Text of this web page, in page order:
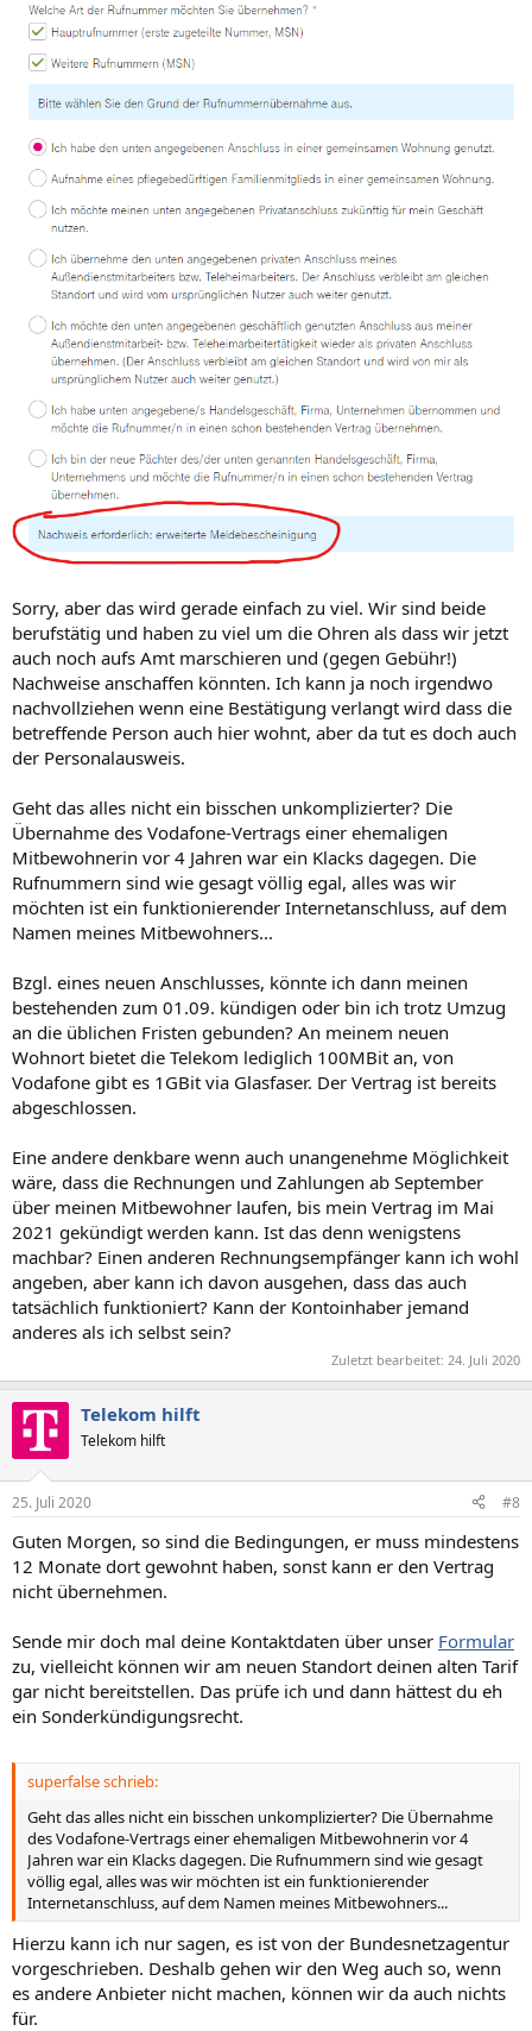
Sorry, aber das wird gerade einfach zu viel. Wir sind beide
berufstätig und haben zu viel um die Ohren als dass wir jetzt
auch noch aufs Amt marschieren und (gegen Gebühr!)
Nachweise anschaffen könnten. Ich kann ja noch irgendwo
nachvollziehen wenn eine Bestätigung verlangt wird dass die
betreffende Person auch hier wohnt, aber da tut es doch auch
der Personalausweis.
Geht das alles nicht ein bisschen unkomplizierter? Die
Übernahme des Vodafone-Vertrags einer ehemaligen
Mitbewohnerin vor 4 Jahren war ein Klacks dagegen. Die
Rufnummern sind wie gesagt völlig egal, alles was wir
möchten ist ein funktionierender Internetanschluss, auf dem
Namen meines Mitbewohners...
Bzgl. eines neuen Anschlusses, könnte ich dann meinen
bestehenden zum 01.09. kündigen oder bin ich trotz Umzug
an die üblichen Fristen gebunden? An meinem neuen
Wohnort bietet die Telekom lediglich 100MBit an, von
Vodafone gibt es 1GBit via Glasfaser. Der Vertrag ist bereits
abgeschlossen.
Eine andere denkbare wenn auch unangenehme Möglichkeit
wäre, dass die Rechnungen und Zahlungen ab September
über meinen Mitbewohner laufen, bis mein Vertrag im Mai
2021 gekündigt werden kann. Ist das denn wenigstens
machbar? Einen anderen Rechnungsempfänger kann ich wohl
angeben, aber kann ich davon ausgehen, dass das auch
tatsächlich funktioniert? Kann der Kontoinhaber jemand
anderes als ich selbst sein?
Zuletzt bearbeitet: 24. Juli 2020
Telekom hilft
Telekom hilft
25. Juli 2020 #8
Guten Morgen, so sind die Bedingungen, er muss mindestens
12 Monate dort gewohnt haben, sonst kann er den Vertrag
nicht übernehmen.
Sende mir doch mal deine Kontaktdaten über unser Formular
zu, vielleicht können wir am neuen Standort deinen alten Tarif
gar nicht bereitstellen. Das prüfe ich und dann hättest du eh
ein Sonderkündigungsrecht.
superfalse schrieb:
Geht das alles nicht ein bisschen unkomplizierter? Die Übernahme
des Vodafone-Vertrags einer ehemaligen Mitbewohnerin vor 4
Jahren war ein Klacks dagegen. Die Rufnummern sind wie gesagt
völlig egal, alles was wir möchten ist ein funktionierender
Internetanschluss, auf dem Namen meines Mitbewohners...
Hierzu kann ich nur sagen, es ist von der Bundesnetzagentur
vorgeschrieben. Deshalb gehen wir den Weg auch so, wenn
es andere Anbieter nicht machen, können wir da auch nichts
für.